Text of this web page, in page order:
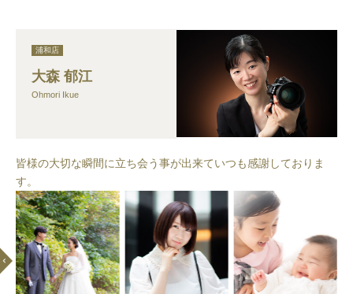
浦和店
大森 郁江
Ohmori Ikue
皆様の大切な瞬間に立ち会う事が出来ていつも感謝しておりま
す。